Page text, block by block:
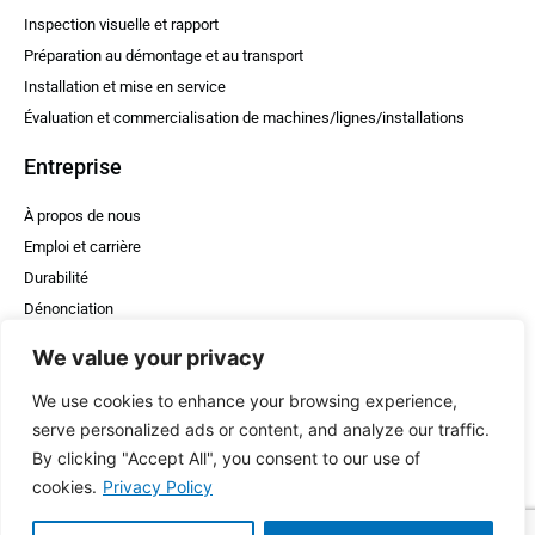
We value your privacy
We use cookies to enhance your browsing experience,
serve personalized ads or content, and analyze our traffic.
By clicking "Accept All", you consent to our use of
cookies. Privacy Policy
Inspection visuelle et rapport
Préparation au démontage et au transport
Installation et mise en service
Évaluation et commercialisation de machines/lignes/installations
Entreprise
À propos de nous
Emploi et carrière
Durabilité
Dénonciation
Presse
Soutien
+370 675 79742